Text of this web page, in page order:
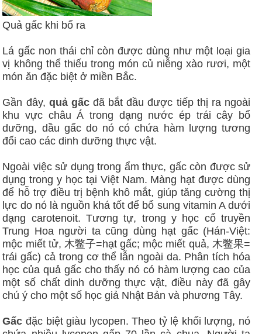
Quả gấc khi bổ ra
Lá gấc non thái chỉ còn được dùng như một loại gia
vị không thể thiếu trong món củ niễng xào rươi, một
món ăn đặc biệt ở miền Bắc.
Gần đây, quả gấcđã bắt đầu được tiếp thị ra ngoài
khu vực châu Á trong dạng nước ép trái cây bổ
dưỡng, dầu gấc do nó có chứa hàm lượng tương
đối cao các dinh dưỡng thực vật.
Ngoài việc sử dụng trong ẩm thực, gấc còn được sử
dụng trong y học tại Việt Nam. Màng hạt được dùng
để hỗ trợ điều trị bệnh khô mắt, giúp tăng cường thị
lực do nó là nguồn khá tốt để bổ sung vitamin A dưới
dạng carotenoit. Tương tự, trong y học cổ truyền
Trung Hoa người ta cũng dùng hạt gấc (Hán-Việt:
mộc miết tử, 木鳖子=hạt gấc; mộc miết quả, 木鳖果=
trái gấc) cả trong cơ thể lẫn ngoài da. Phân tích hóa
học của quả gấc cho thấy nó có hàm lượng cao của
một số chất dinh dưỡng thực vật, điều này đã gây
chú ý cho một số học giả Nhật Bản và phương Tây.
Gấc đặc biệt giàu lycopen. Theo tỷ lệ khối lượng, nó